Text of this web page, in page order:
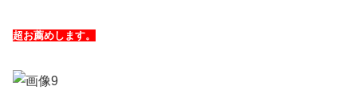
超お薦めします。